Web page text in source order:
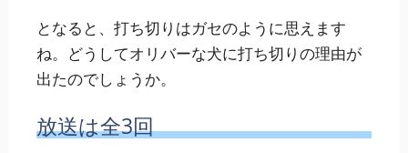
となると、打ち切りはガセのように思えます
ね。どうしてオリバーな犬に打ち切りの理由が
出たのでしょうか。
放送は全3回